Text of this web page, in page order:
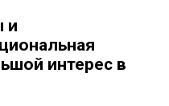
и
интерес в